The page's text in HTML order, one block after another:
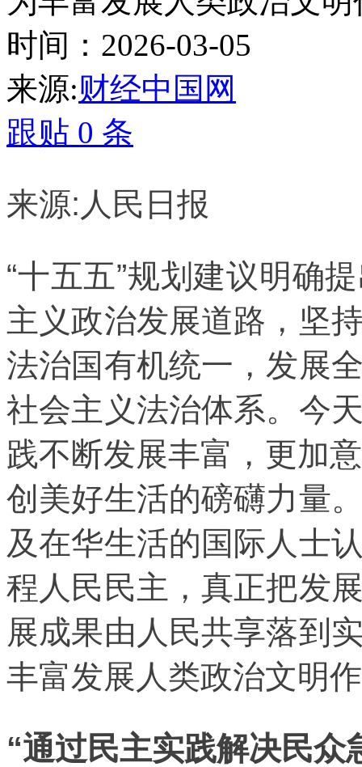
时间：2026-03-05
来源:财经中国网
跟贴 0 条
来源:人民日报
“十五五”规划建议明确
主义政治发展道路，坚
法治国有机统一，发展
社会主义法治体系。今
践不断发展丰富，更加
创美好生活的磅礴力量
及在华生活的国际人士
程人民民主，真正把发
展成果由人民共享落到
丰富发展人类政治文明
“通过民主实践解决民众